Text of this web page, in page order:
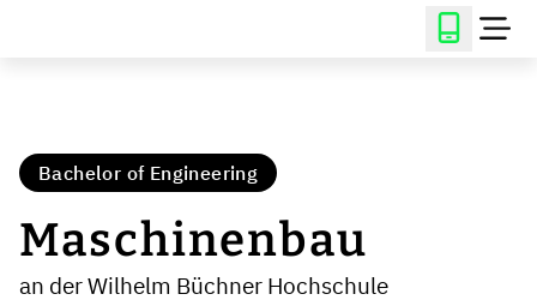
Bachelor of Engineering
Maschinenbau
an der Wilhelm Büchner Hochschule